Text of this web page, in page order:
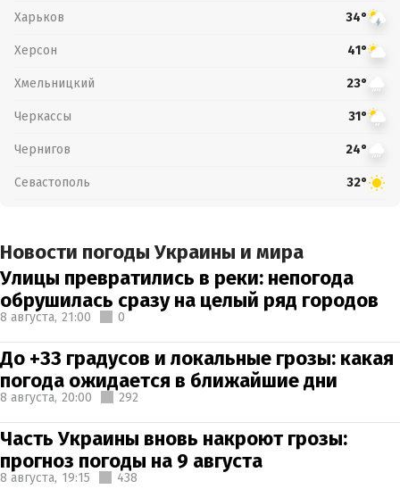
Харьков 34°
Херсон 41°
Хмельницкий 23°
Черкассы 31°
Чернигов 24°
Севастополь 32°
Новости погоды Украины и мира
Улицы превратились в реки: непогода
обрушилась сразу на целый ряд городов
8 августа, 21:00 0
До +33 градусов и локальные грозы: какая
погода ожидается в ближайшие дни
8 августа, 20:00 292
Часть Украины вновь накроют грозы:
прогноз погоды на 9 августа
8 августа, 19:15 438